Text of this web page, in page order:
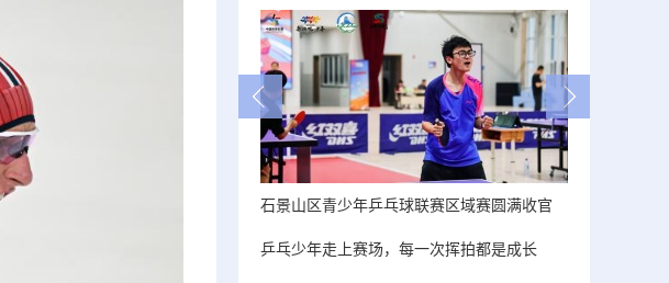
石景山区青少年乒乓球联赛区域赛圆满收官
乒乓少年走上赛场，每一次挥拍都是成长